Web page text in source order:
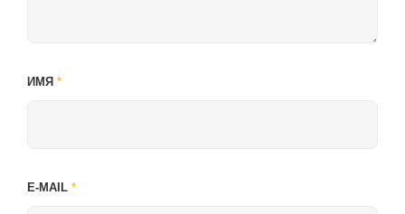
ИМЯ *
E-MAIL *